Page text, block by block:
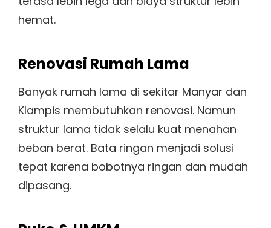
hemat.
Renovasi Rumah Lama
Banyak rumah lama di sekitar Manyar dan
Klampis membutuhkan renovasi. Namun
struktur lama tidak selalu kuat menahan
beban berat. Bata ringan menjadi solusi
tepat karena bobotnya ringan dan mudah
dipasang.